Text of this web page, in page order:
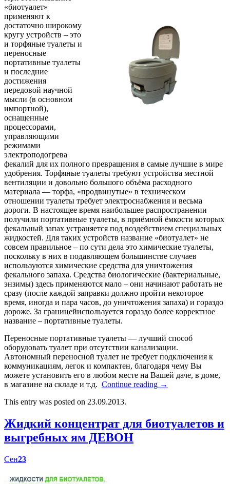
«биотуалет»
применяют к
достаточно широкому
кругу устройств – это
и торфяные туалеты и
переносные
портативные туалеты
и последние
достижения
передовой научной
мысли (в основном
импортной),
оснащенные
процессорами,
управляющими
режимами
электроподогрева
фекалий для их полного превращения в самые лучшие в мире
удобрения. Торфяные туалеты требуют устройства местной
вентиляции и довольно большого объёма расходного
материала — торфа, «продвинутые» в техническом
отношении туалеты требует электроснабжения и весьма
дороги. В настоящее время наибольшее распространении
получили портативные туалеты, в приёмной ёмкости которых
фекальный запах устраняется под воздействием специальных
жидкостей. Для таких устройств название «биотуалет» не
совсем правильное – по сути дела это химические туалеты,
поскольку в них в подавляющем большинстве случаев
используются химические средства для уничтожения
фекального запаха. Средства биологические (бактериальные,
энзимы) здесь применяются мало – они начинают работать не
сразу (после каждой заправки должно пройти некоторое
время, иногда и пара часов, до уничтожения запаха) и гораздо
дороже. За границейиспользуется гораздо более корректное
название – портативные туалеты.
Переносные портативные туалеты — лучший способ
оборудовать туалет при отсутствии канализации.
Автономный переносной туалет не требует подключения к
коммуникациям, легок и компактен, благодаря чему Вы
можете установить его в любом месте на Вашей даче, в доме,
в магазине на складе и т.д. Continue reading →
This entry was posted on 23.09.2013.
Жидкий концентрат для биотуалетов и
выгребных ям ДЕВОН
Сен23